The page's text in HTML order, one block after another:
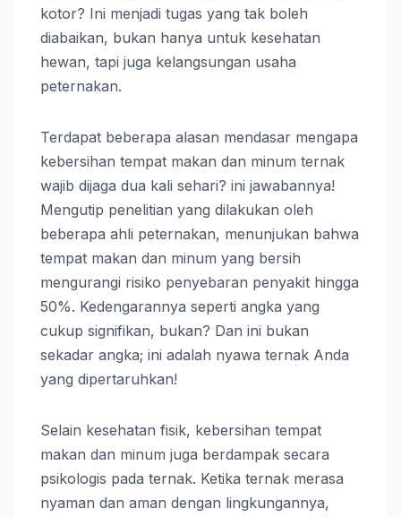
kotor? Ini menjadi tugas yang tak boleh
diabaikan, bukan hanya untuk kesehatan
hewan, tapi juga kelangsungan usaha
peternakan.
Terdapat beberapa alasan mendasar mengapa
kebersihan tempat makan dan minum ternak
wajib dijaga dua kali sehari? ini jawabannya!
Mengutip penelitian yang dilakukan oleh
beberapa ahli peternakan, menunjukan bahwa
tempat makan dan minum yang bersih
mengurangi risiko penyebaran penyakit hingga
50%. Kedengarannya seperti angka yang
cukup signifikan, bukan? Dan ini bukan
sekadar angka; ini adalah nyawa ternak Anda
yang dipertaruhkan!
Selain kesehatan fisik, kebersihan tempat
makan dan minum juga berdampak secara
psikologis pada ternak. Ketika ternak merasa
nyaman dan aman dengan lingkungannya,